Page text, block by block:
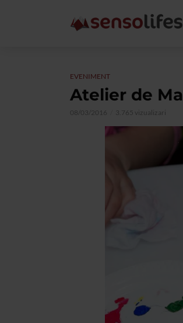
EVENIMENT
Atelier de
08/03/2016 3.765 vizualizari